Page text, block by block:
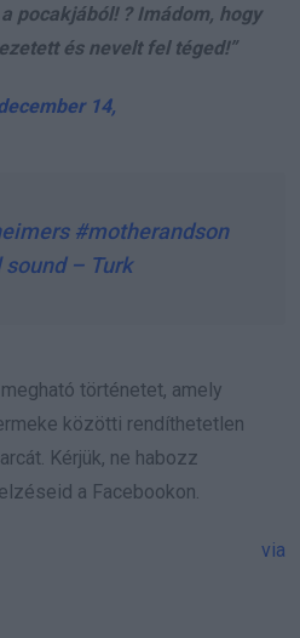
pocakjából! ? Imádom, hogy
és nevelt fel téged!”
14,
#motherandson
– Turk
történetet, amely
közötti rendíthetetlen
Kérjük, ne habozz
a Facebookon.
via